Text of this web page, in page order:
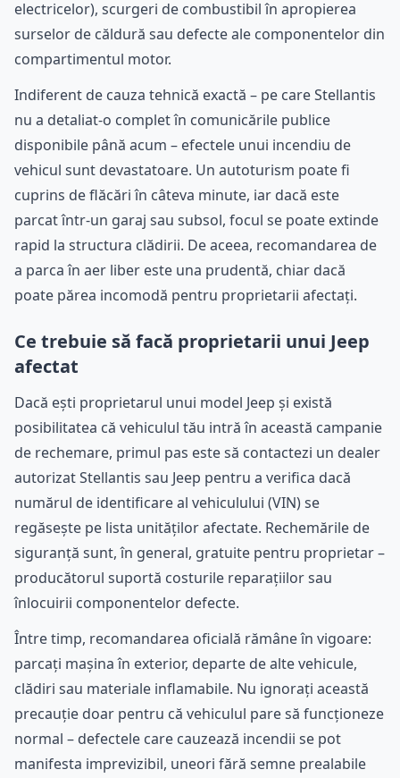
electricelor), scurgeri de combustibil în apropierea
surselor de căldură sau defecte ale componentelor din
compartimentul motor.
Indiferent de cauza tehnică exactă – pe care Stellantis
nu a detaliat-o complet în comunicările publice
disponibile până acum – efectele unui incendiu de
vehicul sunt devastatoare. Un autoturism poate fi
cuprins de flăcări în câteva minute, iar dacă este
parcat într-un garaj sau subsol, focul se poate extinde
rapid la structura clădirii. De aceea, recomandarea de
a parca în aer liber este una prudentă, chiar dacă
poate părea incomodă pentru proprietarii afectați.
Ce trebuie să facă proprietarii unui Jeep
afectat
Dacă ești proprietarul unui model Jeep și există
posibilitatea că vehiculul tău intră în această campanie
de rechemare, primul pas este să contactezi un dealer
autorizat Stellantis sau Jeep pentru a verifica dacă
numărul de identificare al vehiculului (VIN) se
regăsește pe lista unităților afectate. Rechemările de
siguranță sunt, în general, gratuite pentru proprietar –
producătorul suportă costurile reparațiilor sau
înlocuirii componentelor defecte.
Între timp, recomandarea oficială rămâne în vigoare:
parcați mașina în exterior, departe de alte vehicule,
clădiri sau materiale inflamabile. Nu ignorați această
precauție doar pentru că vehiculul pare să funcționeze
normal – defectele care cauzează incendii se pot
manifesta imprevizibil, uneori fără semne prealabile